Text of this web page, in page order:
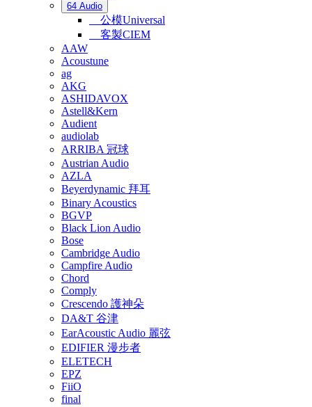
64 Audio
公模Universal
客製CIEM
AAW
Acoustune
ag
AKG
ASHIDAVOX
Astell&Kern
Audient
audiolab
ARRIBA 冠球
Austrian Audio
AZLA
Beyerdynamic 拜耳
Binary Acoustics
BGVP
Black Lion Audio
Bose
Cambridge Audio
Campfire Audio
Chord
Comply
Crescendo 護神朵
DA&T 谷津
EarAcoustic Audio 麗弦
EDIFIER 漫步者
ELETECH
EPZ
FiiO
final